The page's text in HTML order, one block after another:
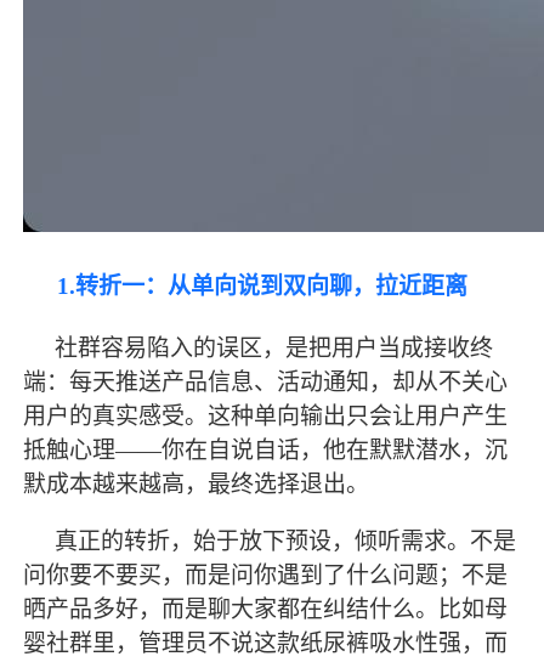
1.转折一：从单向说到双向聊，拉近距离
社群容易陷入的误区，是把用户当成接收终
端：每天推送产品信息、活动通知，却从不关心
用户的真实感受。这种单向输出只会让用户产生
抵触心理——你在自说自话，他在默默潜水，沉
默成本越来越高， 最终选择退出。
真正的转折，始于放下预设，倾听需求。不是
问你要不要买，而是问你遇到了什么问题；不是
晒产品多好，而是聊大家都在纠结什么。比如母
婴社群里，管理员不说这款纸尿裤吸水性强，而